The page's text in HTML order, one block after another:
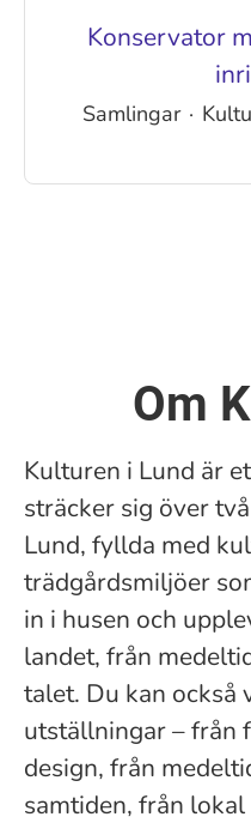
Konservator
Samlingar ·
Om
Kulturen i Lund är
sträcker sig över
Lund, fyllda med
trädgårdsmiljöer
in i husen och
landet, från
talet. Du kan också
utställningar – från
design, från
samtiden, från